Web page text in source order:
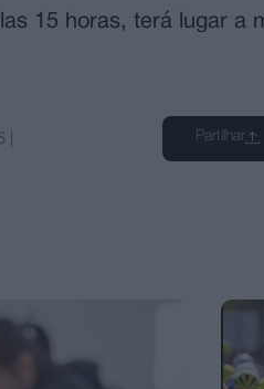
15 horas, terá lugar a
Partilhar